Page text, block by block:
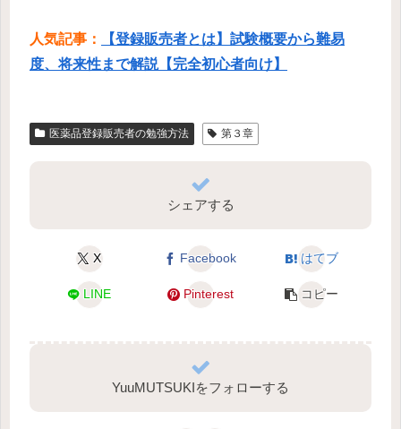
人気記事：
【登録販売者とは】試験概要から難易
度、将来性まで解説【完全初心者向け】
医薬品登録販売者の勉強方法 第３章
シェアする
X Facebook はてブ
LINE Pinterest コピー
YuuMUTSUKIをフォローする